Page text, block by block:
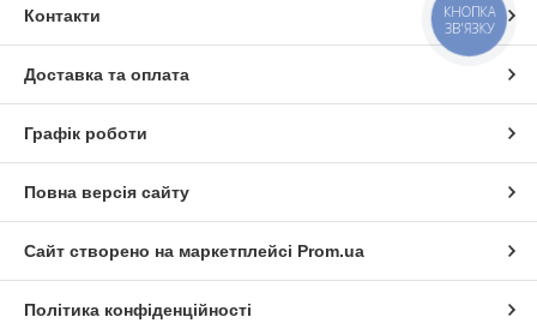
Контакти
Доставка та оплата
Графік роботи
Повна версія сайту
Сайт створено на маркетплейсі Prom.ua
Політика конфіденційності
КНОПКА
ЗВ'ЯЗКУ